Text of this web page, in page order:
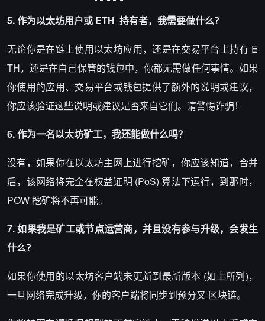
5. 作为以太坊用户或 ETH 持有者，我需要做什么？
无论你是在链上使用以太坊应用，还是在交易平台上持有 E
TH，还是在自己保管的钱包中，你都无需做任何事情。如果
你使用的应用、交易平台或钱包提供了额外的说明或建议，
你应该验证这些说明或建议是否来自它们。请警惕诈骗！
6. 作为一名以太坊矿工，我还能做什么吗？
没有，如果你在以太坊主网上进行挖矿，你应该知道，合并
后，该网络将完全在权益证明 (PoS) 算法下运行，到那时，
POW 挖矿将不再可能。
7. 如果我是矿工或节点运营商，并且没有参与升级，会发生
什么？
如果你使用的以太坊客户端未更新到最新版本 (如上所列)，
一旦网络完成升级，你的客户端将同步到预分叉 区块链。